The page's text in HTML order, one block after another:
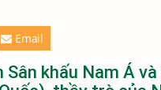
Email
khấu Nam Á